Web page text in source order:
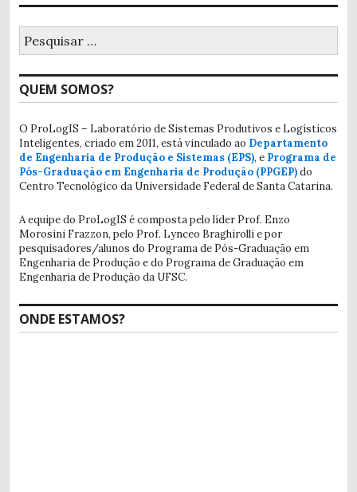
por:
QUEM SOMOS?
O ProLogIS – Laboratório de Sistemas Produtivos e Logísticos
Inteligentes, criado em 2011, está vinculado ao Departamento
de Engenharia de Produção e Sistemas (EPS), e Programa de
Pós-Graduação em Engenharia de Produção (PPGEP)do
Centro Tecnológico da Universidade Federal de Santa Catarina.
A equipe do ProLogIS é composta pelo líder Prof. Enzo
Morosini Frazzon, pelo Prof. Lynceo Braghirolli e por
pesquisadores/alunos do Programa de Pós-Graduação em
Engenharia de Produção e do Programa de Graduação em
Engenharia de Produção da UFSC.
ONDE ESTAMOS?